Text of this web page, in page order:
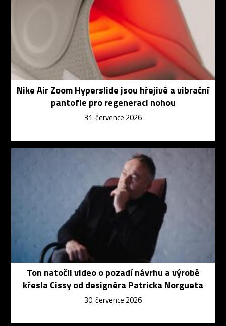
Nike Air Zoom Hyperslide jsou hřejivé a vibrační
pantofle pro regeneraci nohou
31. července 2026
Ton natočil video o pozadí návrhu a výrobě
křesla Cissy od designéra Patricka Norgueta
30. července 2026